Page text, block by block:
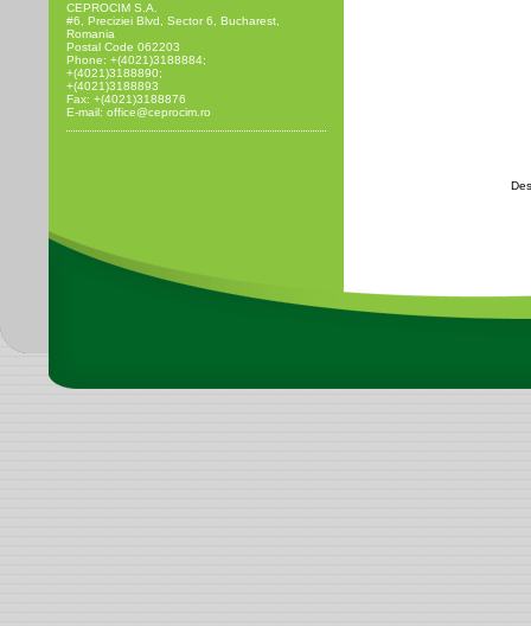
CEPROCIM S.A.
#6, Preciziei Blvd, Sector 6, Bucharest,
Romania
Postal Code 062203
Phone: +(4021)3188884;
+(4021)3188890;
+(4021)3188893
Fax: +(4021)3188876
E-mail: office@ceprocim.ro